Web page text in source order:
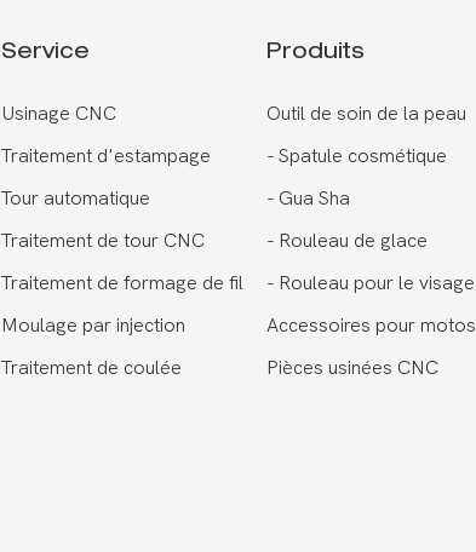
Service
Usinage CNC
Traitement d'estampage
Tour automatique
Traitement de tour CNC
Traitement de formage de fil
Moulage par injection
Traitement de coulée
Produits
Outil de soin de la peau
-Spatule cosmétique
-Gua Sha
-Rouleau de glace
-Rouleau pour le visage
Accessoires pour motos
Pièces usinées CNC